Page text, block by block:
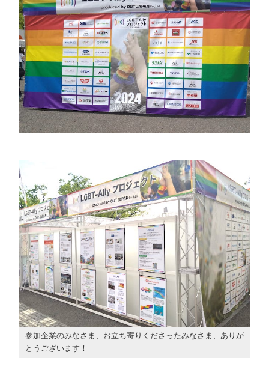
参加企業のみなさま、お立ち寄りくださったみなさま、ありが
とうございます！